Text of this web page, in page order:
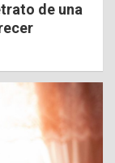
de una